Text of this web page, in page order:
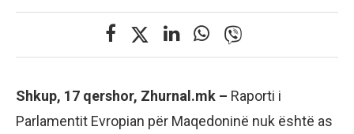
Shkup, 17 qershor, Zhurnal.mk – Raporti i
Parlamentit Evropian për Maqedoninë nuk është as